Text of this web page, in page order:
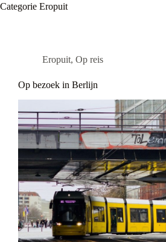
Categorie Eropuit
Eropuit, Op reis
Op bezoek in Berlijn